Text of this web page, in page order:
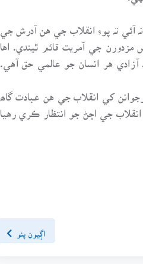
آئي تہ پوءِ انقلاب جي هن آدرش جي
جي آمريت قائم ٿيندي. اها
هر انسان جو عالمي حق آهي.
کي انقلاب جي هن عبادت گاھ
جي اچڻ جو انتظار ڪري رهيا
اڳيون پنو